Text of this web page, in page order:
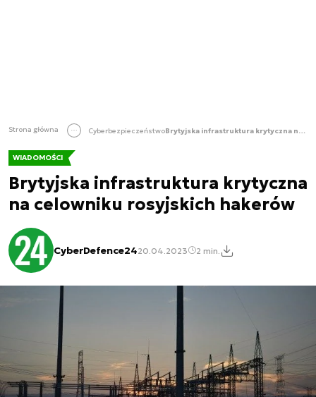
Strona główna Cyberbezpieczeństwo Brytyjska infrastruktura krytyczna na celowniku rosyjskich hakerów
WIADOMOŚCI
Brytyjska infrastruktura krytyczna
na celowniku rosyjskich hakerów
CyberDefence2420.04.2023 2 min.